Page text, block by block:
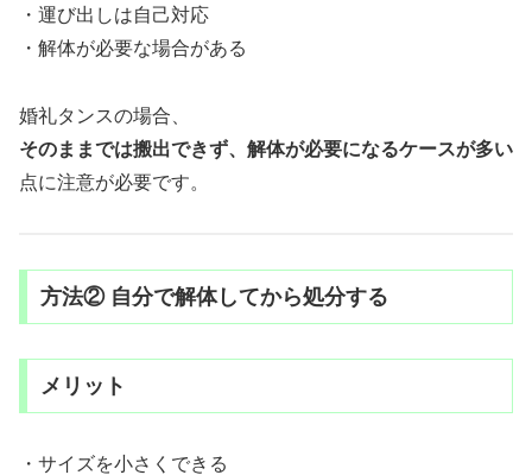
・運び出しは自己対応
・解体が必要な場合がある
婚礼タンスの場合、
そのままでは搬出できず、解体が必要になるケースが多い
点に注意が必要です。
方法② 自分で解体してから処分する
メリット
・サイズを小さくできる